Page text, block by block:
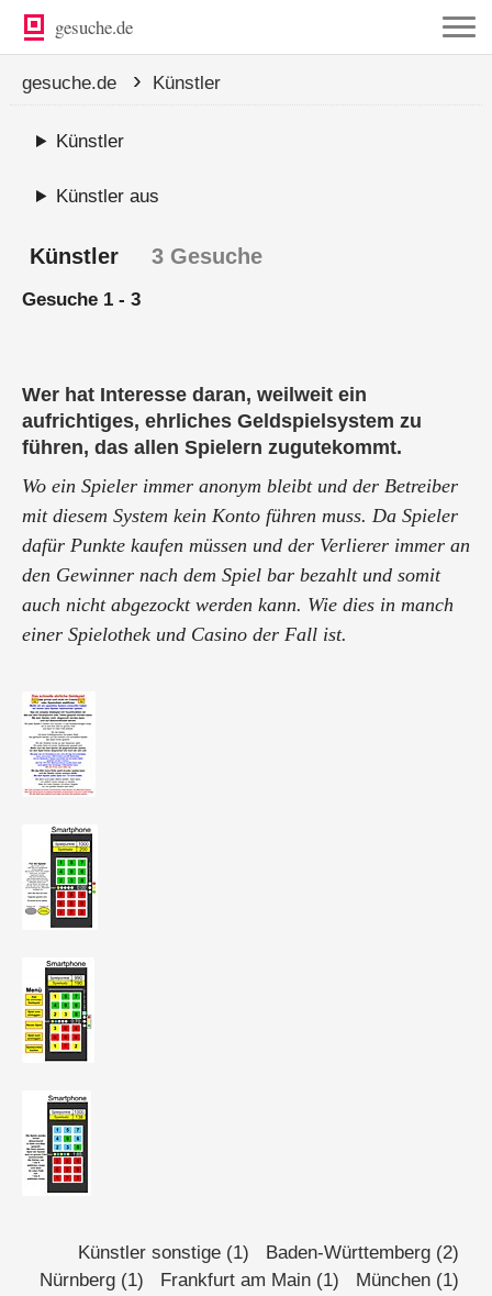
gesuche.de
gesuche.de › Künstler
Künstler
Künstler aus
Künstler 3 Gesuche
Gesuche 1 - 3
Wer hat Interesse daran, weilweit ein
aufrichtiges, ehrliches Geldspielsystem zu
führen, das allen Spielern zugutekommt.
Wo ein Spieler immer anonym bleibt und der Betreiber
mit diesem System kein Konto führen muss. Da Spieler
dafür Punkte kaufen müssen und der Verlierer immer an
den Gewinner nach dem Spiel bar bezahlt und somit
auch nicht abgezockt werden kann. Wie dies in manch
einer Spielothek und Casino der Fall ist.
Wobei zwei Spieler immer nebeneinander auf ihrem
Smartphone oder Tablet ...
Künstler sonstige (1)
Baden-Württemberg (2)
Nürnberg (1)
Frankfurt am Main (1)
München (1)